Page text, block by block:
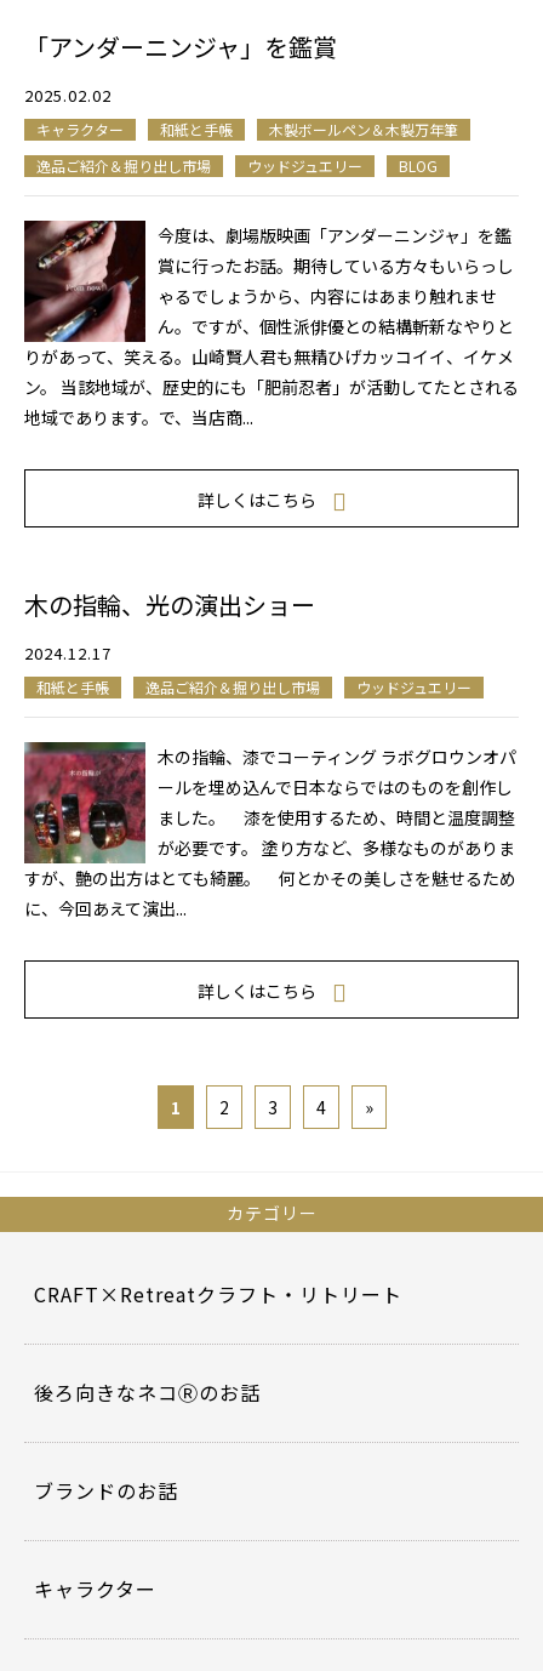
「アンダーニンジャ」を鑑賞
2025.02.02
キャラクター 和紙と手帳
木製ボールペン＆木製万年筆
逸品ご紹介＆掘り出し市場
ウッドジュエリー BLOG
今度は、劇場版映画「アンダーニンジャ」を鑑
賞に行ったお話。期待している方々もいらっし
ゃるでしょうから、内容にはあまり触れませ
ん。ですが、個性派俳優との結構斬新なやりと
りがあって、笑える。山崎賢人君も無精ひげカッコイイ、イケメ
ン。 当該地域が、歴史的にも「肥前忍者」が活動してたとされる
地域であります。で、当店商...
詳しくはこちら
木の指輪、光の演出ショー
2024.12.17
和紙と手帳 逸品ご紹介＆掘り出し市場 ウッドジュエリー
木の指輪、漆でコーティング ラボグロウンオパ
ールを埋め込んで日本ならではのものを創作し
ました。 漆を使用するため、時間と温度調整
が必要です。 塗り方など、多様なものがありま
すが、艶の出方はとても綺麗。 何とかその美しさを魅せるため
に、今回あえて演出...
詳しくはこちら
1 2 3 4 »
カテゴリー
CRAFT×Retreatクラフト・リトリート
後ろ向きなネコⓇのお話
ブランドのお話
キャラクター